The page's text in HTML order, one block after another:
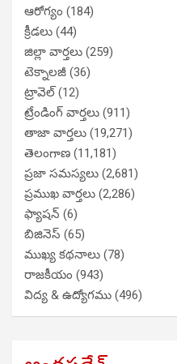
ఆరోగ్యం (184)
క్రీడలు (44)
జిల్లా వార్తలు (259)
టెక్నాలజీ (36)
ట్రావెల్(12)
ట్రేండింగ్ వార్తలు (911)
తాజా వార్తలు (19,271)
తెలంగాణ (11,181)
ప్రజా సమస్యలు (2,681)
ప్రముఖ వార్తలు (2,286)
ఫ్యాషన్ (6)
బిజినెస్ (65)
ముఖ్య కథనాలు (78)
రాజకీయం (943)
విద్య & ఉద్యోగము (496)